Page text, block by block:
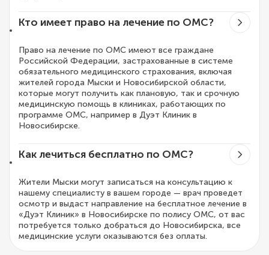
Кто имеет право на лечение по ОМС?
Право на лечение по ОМС имеют все граждане
Российской Федерации, застрахованные в системе
обязательного медицинского страхования, включая
жителей города Мыски и Новосибирской области,
которые могут получить как плановую, так и срочную
медицинскую помощь в клиниках, работающих по
программе ОМС, например в Дуэт Клиник в
Новосибирске.
Как лечиться бесплатно по ОМС?
Жители Мыски могут записаться на консультацию к
нашему специалисту в вашем городе — врач проведет
осмотр и выдаст направление на бесплатное лечение в
«Дуэт Клиник» в Новосибирске по полису ОМС, от вас
потребуется только добраться до Новосибирска, все
медицинские услуги оказываются без оплаты.